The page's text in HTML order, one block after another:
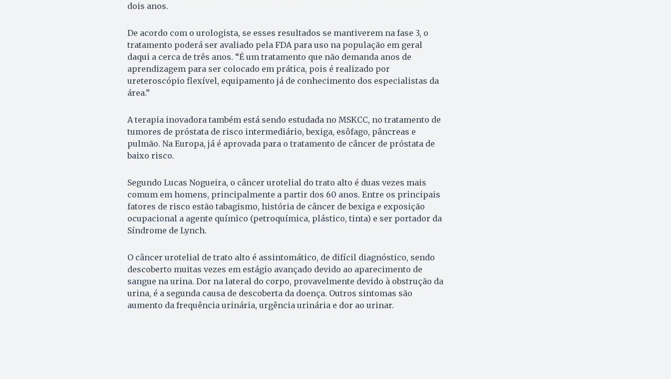
dois anos.
De acordo com o urologista, se esses resultados se mantiverem na fase 3, o
tratamento poderá ser avaliado pela FDA para uso na população em geral
daqui a cerca de três anos. “É um tratamento que não demanda anos de
aprendizagem para ser colocado em prática, pois é realizado por
ureteroscópio flexível, equipamento já de conhecimento dos especialistas da
área.”
A terapia inovadora também está sendo estudada no MSKCC, no tratamento de
tumores de próstata de risco intermediário, bexiga, esôfago, pâncreas e
pulmão. Na Europa, já é aprovada para o tratamento de câncer de próstata de
baixo risco.
Segundo Lucas Nogueira, o câncer urotelial do trato alto é duas vezes mais
comum em homens, principalmente a partir dos 60 anos. Entre os principais
fatores de risco estão tabagismo, história de câncer de bexiga e exposição
ocupacional a agente químico (petroquímica, plástico, tinta) e ser portador da
Síndrome de Lynch.
O câncer urotelial de trato alto é assintomático, de difícil diagnóstico, sendo
descoberto muitas vezes em estágio avançado devido ao aparecimento de
sangue na urina. Dor na lateral do corpo, provavelmente devido à obstrução da
urina, é a segunda causa de descoberta da doença. Outros sintomas são
aumento da frequência urinária, urgência urinária e dor ao urinar.